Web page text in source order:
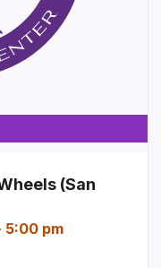
(San
5:00 pm